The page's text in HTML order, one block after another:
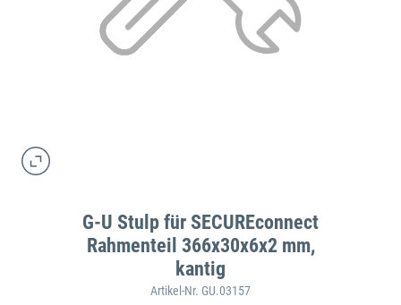
G-U Stulp für SECUREconnect
Rahmenteil 366x30x6x2 mm,
kantig
Artikel-Nr. GU.03157